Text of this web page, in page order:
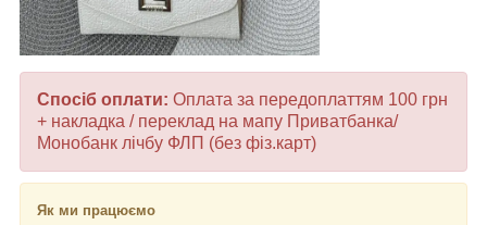
Спосіб оплати: Оплата за передоплаттям 100 грн
+ накладка / переклад на мапу Приватбанка/
Монобанк лічбу ФЛП (без фіз.карт)
Як ми працюємо